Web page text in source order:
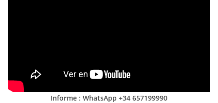
Informe : WhatsApp +34 657199990